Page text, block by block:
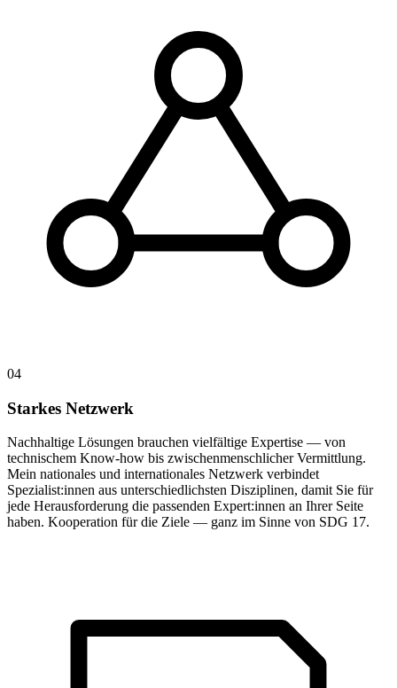
04
Starkes Netzwerk
Nachhaltige Lösungen brauchen vielfältige Expertise — von
technischem Know-how bis zwischenmenschlicher Vermittlung.
Mein nationales und internationales Netzwerk verbindet
Spezialist:innen aus unterschiedlichsten Disziplinen, damit Sie für
jede Herausforderung die passenden Expert:innen an Ihrer Seite
haben. Kooperation für die Ziele — ganz im Sinne von SDG 17.